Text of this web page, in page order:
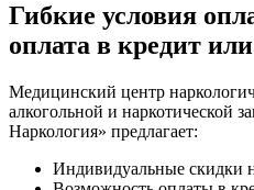
Гибкие условия
оплата в кредит
Медицинский центр
алкогольной и наркотической
Наркология» предлагает:
Индивидуальные скидки